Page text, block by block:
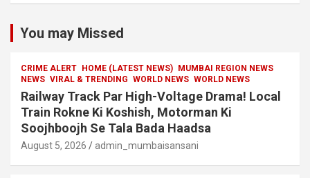
You may Missed
CRIME ALERT HOME (LATEST NEWS) MUMBAI REGION NEWS
NEWS VIRAL & TRENDING WORLD NEWS WORLD NEWS
Railway Track Par High-Voltage Drama! Local
Train Rokne Ki Koshish, Motorman Ki
Soojhboojh Se Tala Bada Haadsa
August 5, 2026 admin_mumbaisansani